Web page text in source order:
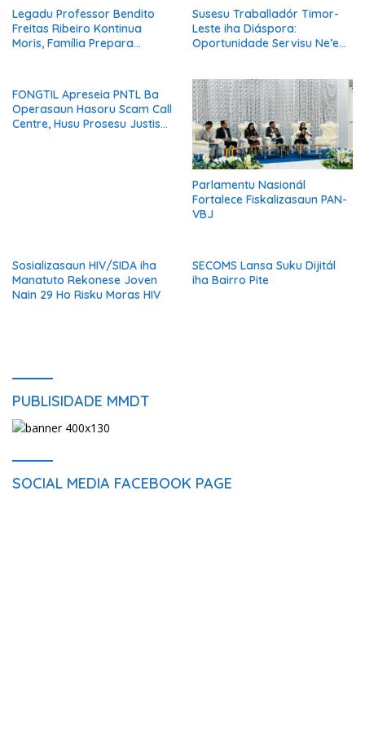
Legadu Professor Bendito
Freitas Ribeiro Kontinua
Moris, Família Prepara
Susesu Traballadór Timor-
Leste iha Diáspora:
Oportunidade Servisu Ne’ebé
Nasaun
FONGTIL Apreseia PNTL Ba
Operasaun Hasoru Scam Call
Centre, Husu Prosesu Justisa
Parlamentu Nasionál
Fortalece Fiskalizasaun PAN-
VBJ
Sosializasaun HIV/SIDA iha
Manatuto Rekonese Joven
Nain 29 Ho Risku Moras HIV
SECOMS Lansa Suku Dijitál
iha Bairro Pite
PUBLISIDADE MMDT
SOCIAL MEDIA FACEBOOK PAGE